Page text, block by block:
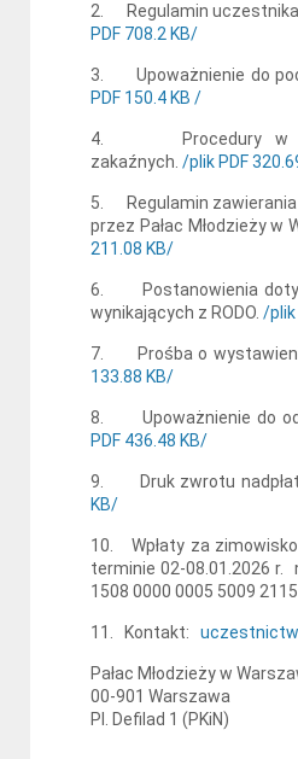
2. Regulamin uczestnika
PDF 708.2 KB/
3. Upoważnienie do
PDF 150.4 KB /
4. Procedury w
zakaźnych. /plik PDF
5. Regulamin zawierania
przez Pałac Młodzieży w
211.08 KB/
6. Postanowienia
wynikających z RODO. /plik
7. Prośba o
133.88 KB/
8. Upoważnienie do
PDF 436.48 KB/
9. Druk zwrotu
KB/
10. Wpłaty za
terminie 02-08.01.2026
1508 0000 0005 5009 2115
11. Kontakt:
Pałac Młodzieży w
00-901 Warszawa
Pl. Defilad 1 (PKiN)